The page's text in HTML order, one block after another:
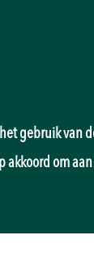
gebruik
om